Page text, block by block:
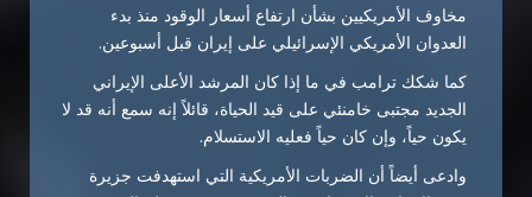
مخاوف الأمريكيين بشأن ارتفاع أسعار الوقود منذ بدء
العدوان الأمريكي الإسرائيلي على إيران قبل أسبوعين.
كما شكك ترامب في ما إذا كان المرشد الأعلى الإيراني
الجديد مجتبى خامنئي على قيد الحياة، قائلاً إنه سمع أنه قد لا
يكون حياً، وإن كان حياً فعليه الاستسلام.
وادعى أيضاً أن الضربات الأمريكية التي استهدفت جزيرة